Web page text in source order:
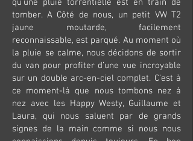
qu’une pluie torrentielle est en train de
tomber. A Côté de nous, un petit VW T2
jaune moutarde, facilement
reconnaissable, est parqué. Au moment où
la pluie se calme, nous décidons de sortir
du van pour profiter d’une vue incroyable
sur un double arc-en-ciel complet. C’est à
ce moment-là que nous tombons nez à
nez avec les Happy Westy, Guillaume et
Laura, qui nous saluent par de grands
signes de la main comme si nous nous